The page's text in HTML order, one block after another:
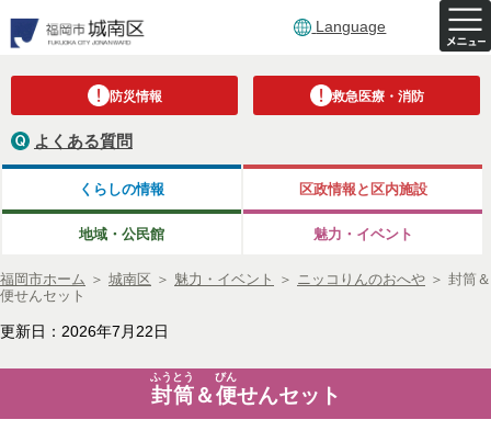
Language
防災情報 救急医療・消防
よくある質問
くらしの情報 区政情報と区内施設
地域・公民館 魅力・イベント
福岡市ホーム ＞ 城南区 ＞ 魅力・イベント ＞ ニッコりんのおへや ＞ 封筒＆
便せんセット
更新日：2026年7月22日
封筒
ふうとう
＆便
びん
せんセット